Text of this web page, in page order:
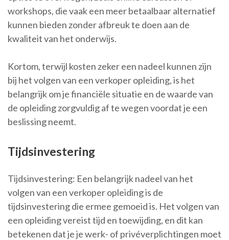
workshops, die vaak een meer betaalbaar alternatief
kunnen bieden zonder afbreuk te doen aan de
kwaliteit van het onderwijs.
Kortom, terwijl kosten zeker een nadeel kunnen zijn
bij het volgen van een verkoper opleiding, is het
belangrijk om je financiële situatie en de waarde van
de opleiding zorgvuldig af te wegen voordat je een
beslissing neemt.
Tijdsinvestering
Tijdsinvestering: Een belangrijk nadeel van het
volgen van een verkoper opleiding is de
tijdsinvestering die ermee gemoeid is. Het volgen van
een opleiding vereist tijd en toewijding, en dit kan
betekenen dat je je werk- of privéverplichtingen moet